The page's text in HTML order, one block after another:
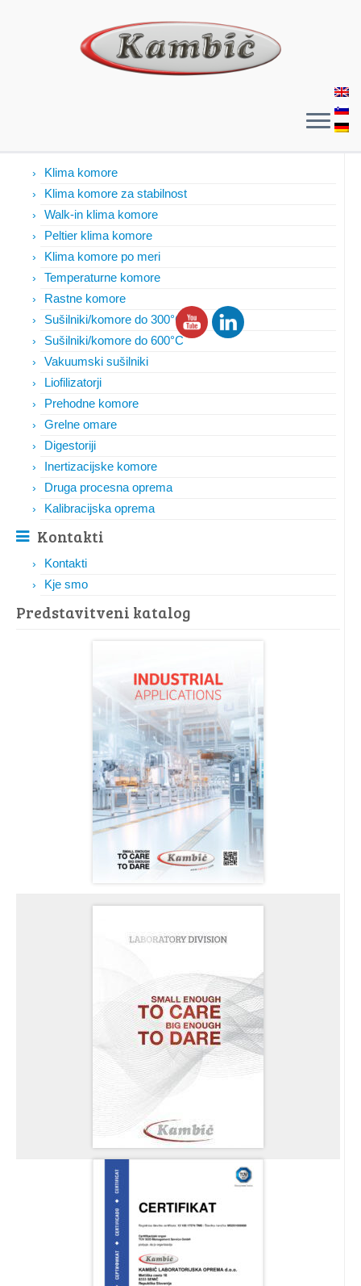
Klima komore
Klima komore za stabilnost
Walk-in klima komore
Peltier klima komore
Klima komore po meri
Temperaturne komore
Rastne komore
Sušilniki/komore do 300°C
Sušilniki/komore do 600°C
Vakuumski sušilniki
Liofilizatorji
Prehodne komore
Grelne omare
Digestoriji
Inertizacijske komore
Druga procesna oprema
Kalibracijska oprema
Kontakti
Kontakti
Kje smo
Predstavitveni katalog​​